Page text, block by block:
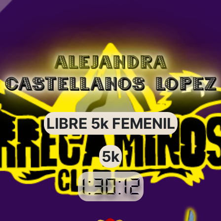
ALEJANDRA
CASTELLANOS LOPEZ
LIBRE 5k FEMENIL
5k
1:30:12